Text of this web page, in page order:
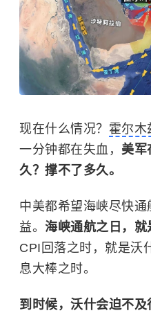
现在什么情况？ 霍尔木
一分钟都在失血， 美军
久？撑不了多久。
中美都希望海峡尽快通
益。 海峡通航之日，就
CPI回落之时，就是沃
息大棒之时。
到时候，沃什会迫不